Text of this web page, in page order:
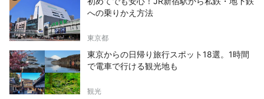
への乗りかえ方法
東京都
東京からの日帰り旅行スポット18選。1時間
で電車で行ける観光地も
観光